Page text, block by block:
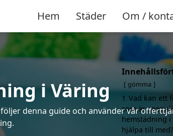
Hem Städer Om /
i Väring
denna guide och använder vår
gömma
1 Vad kan ett
som är
hemstädning i
hjälpa till med?